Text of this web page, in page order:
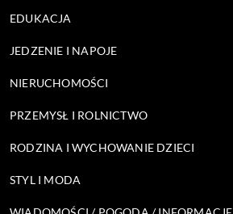
EDUKACJA
JEDZENIE I NAPOJE
NIERUCHOMOŚCI
PRZEMYSŁ I ROLNICTWO
RODZINA I WYCHOWANIE DZIECI
STYL I MODA